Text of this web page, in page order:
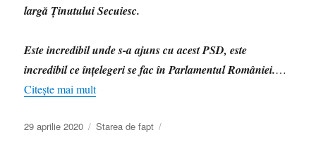
largă Ținutului Secuiesc.
Este incredibil unde s-a ajuns cu acest PSD, este
incredibil ce înțelegeri se fac în Parlamentul României.…
Citește mai mult
Publicat
29 aprilie 2020 Categorii
Starea de fapt